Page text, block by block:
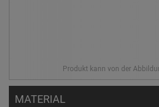
MATERIAL